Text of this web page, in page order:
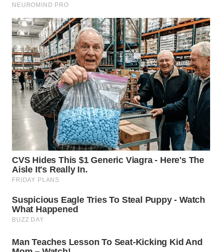
TANJUNG
LESUNG
WN
KARO
WN
SIMALUNGUN
WN
LABUHANBATU
WN
TAPANULI
TENGAH
WN DELI
SERDANG
TEBING